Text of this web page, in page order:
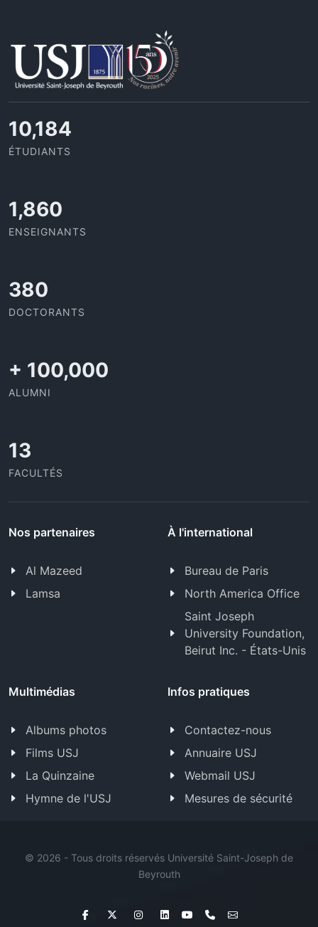
10,801
ÉTUDIANTS
1,973
ENSEIGNANTS
403
DOCTORANTS
+ 100,000
ALUMNI
13
FACULTÉS
Nos partenaires
Al Mazeed
Lamsa
À l'international
Bureau de Paris
North America Office
Saint Joseph
University Foundation,
Beirut Inc. - États-Unis
Multimédias
Albums photos
Films USJ
La Quinzaine
Hymne de l'USJ
Infos pratiques
Contactez-nous
Annuaire USJ
Webmail USJ
Mesures de sécurité
© 2026 - Tous droits réservés Université Saint-Joseph de
Beyrouth